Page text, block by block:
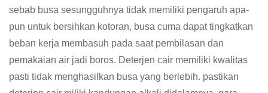
sebab busa sesungguhnya tidak memiliki pengaruh apa-
pun untuk bersihkan kotoran, busa cuma dapat tingkatkan
beban kerja membasuh pada saat pembilasan dan
pemakaian air jadi boros. Deterjen cair memiliki kwalitas
pasti tidak menghasilkan busa yang berlebih. pastikan